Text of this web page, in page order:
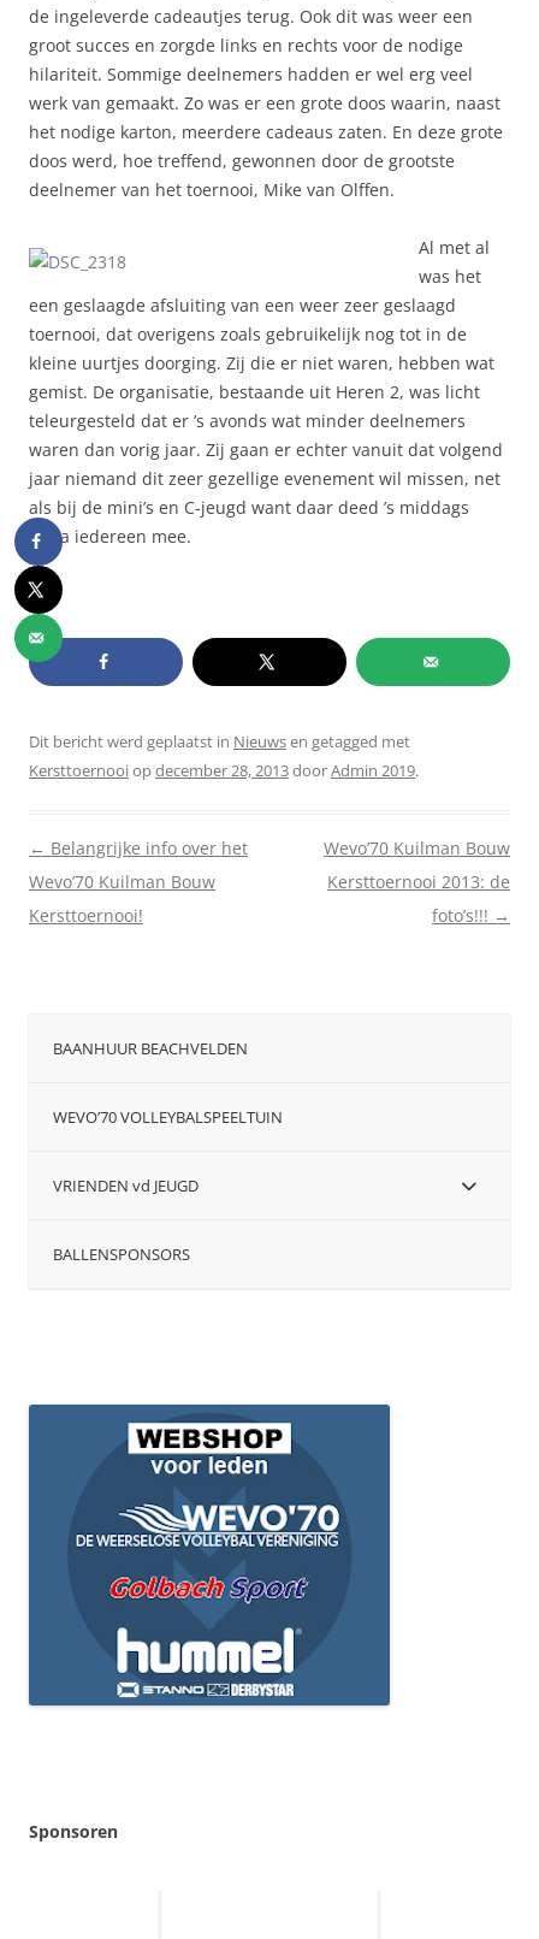
de ingeleverde cadeautjes terug. Ook dit was weer een
groot succes en zorgde links en rechts voor de nodige
hilariteit. Sommige deelnemers hadden er wel erg veel
werk van gemaakt. Zo was er een grote doos waarin, naast
het nodige karton, meerdere cadeaus zaten. En deze grote
doos werd, hoe treffend, gewonnen door de grootste
deelnemer van het toernooi, Mike van Olffen.
Al met al
was het
een geslaagde afsluiting van een weer zeer geslaagd
toernooi, dat overigens zoals gebruikelijk nog tot in de
kleine uurtjes doorging. Zij die er niet waren, hebben wat
gemist. De organisatie, bestaande uit Heren 2, was licht
teleurgesteld dat er ’s avonds wat minder deelnemers
waren dan vorig jaar. Zij gaan er echter vanuit dat volgend
jaar niemand dit zeer gezellige evenement wil missen, net
als bij de mini’s en C-jeugd want daar deed ’s middags
bijna iedereen mee.
Dit bericht werd geplaatst in Nieuwsen getagged met
Kersttoernooiopdecember 28, 2013doorAdmin 2019.
Berichtnavigatie
← Belangrijke info over het
Wevo’70 Kuilman Bouw
Kersttoernooi!
Wevo’70 Kuilman Bouw
Kersttoernooi 2013: de
foto’s!!! →
BAANHUUR BEACHVELDEN
WEVO’70 VOLLEYBALSPEELTUIN
VRIENDEN vd JEUGD
BALLENSPONSORS
Sponsoren